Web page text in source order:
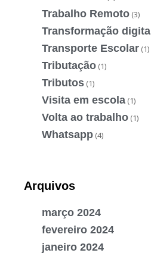
Trabalho Remoto (3)
Transformação digital
Transporte Escolar (1)
Tributação (1)
Tributos (1)
Visita em escola (1)
Volta ao trabalho (1)
Whatsapp (4)
Arquivos
março 2024
fevereiro 2024
janeiro 2024